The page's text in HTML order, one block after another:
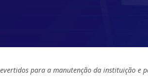
para a manutenção da instituição e